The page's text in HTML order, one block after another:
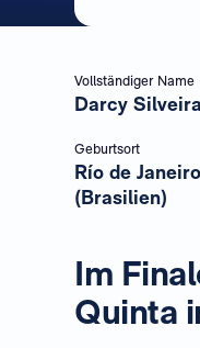
Vollständiger Name
Darcy
Geburtsort
Río de Janeiro
(Brasilien)
Im
Quinta